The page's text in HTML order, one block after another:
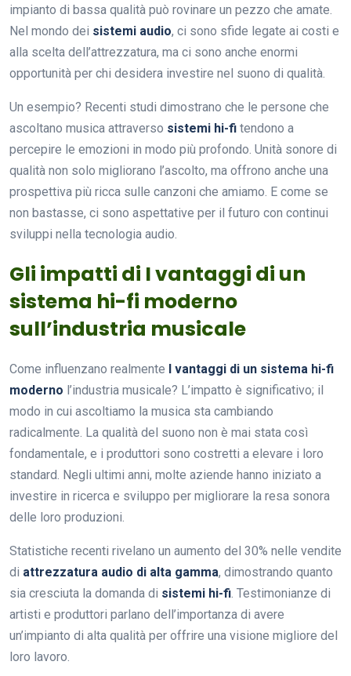
impianto di bassa qualità può rovinare un pezzo che amate.
Nel mondo dei sistemi audio, ci sono sfide legate ai costi e
alla scelta dell’attrezzatura, ma ci sono anche enormi
opportunità per chi desidera investire nel suono di qualità.
Un esempio? Recenti studi dimostrano che le persone che
ascoltano musica attraverso sistemi hi-fi tendono a
percepire le emozioni in modo più profondo. Unità sonore di
qualità non solo migliorano l’ascolto, ma offrono anche una
prospettiva più ricca sulle canzoni che amiamo. E come se
non bastasse, ci sono aspettative per il futuro con continui
sviluppi nella tecnologia audio.
Gli impatti di I vantaggi di un
sistema hi-fi moderno
sull’industria musicale
Come influenzano realmente
I vantaggi di un sistema hi-fi
moderno l’industria musicale? L’impatto è significativo; il
modo in cui ascoltiamo la musica sta cambiando
radicalmente. La qualità del suono non è mai stata così
fondamentale, e i produttori sono costretti a elevare i loro
standard. Negli ultimi anni, molte aziende hanno iniziato a
investire in ricerca e sviluppo per migliorare la resa sonora
delle loro produzioni.
Statistiche recenti rivelano un aumento del 30% nelle vendite
di attrezzatura audio di alta gamma, dimostrando quanto
sia cresciuta la domanda di sistemi hi-fi. Testimonianze di
artisti e produttori parlano dell’importanza di avere
un’impianto di alta qualità per offrire una visione migliore del
loro lavoro.